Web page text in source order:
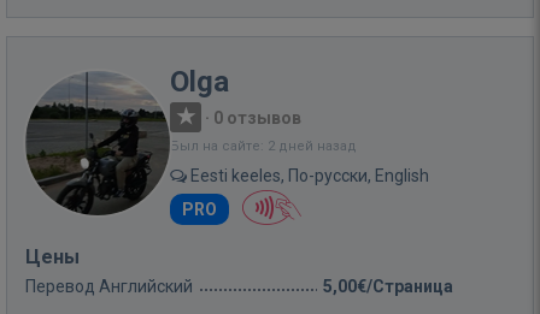
Olga
· 0 отзывов
Был на сайте: 2 дней назад
Eesti keeles, По-русски, English
PRO
Цены
Перевод Английский 5,00€/Страница